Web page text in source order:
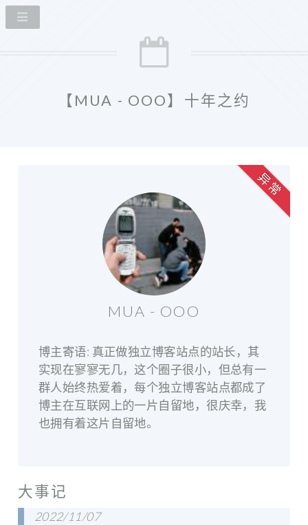
【MUA - OOO】十年之约
MUA - OOO
博主寄语: 真正做独立博客站点的站长，其
实现在寥寥无几，这个圈子很小，但总有一
群人始终热爱着，每个独立博客站点都成了
博主在互联网上的一片自留地，很庆幸，我
也拥有着这片自留地。
异 常
大事记
2022/11/07